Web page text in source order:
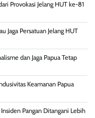
Provokasi Jelang HUT ke-81
Jaga Persatuan Jelang HUT
dan Jaga Papua Tetap
Keamanan Papua
Pangan Ditangani Lebih